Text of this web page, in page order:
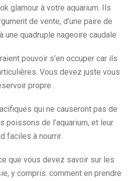
glamour à votre aquarium. Ils
de vente, d’une paire de
quadruple nageoire caudale.
pouvoir s’en occuper car ils
Vous devez juste vous
propre .
qui ne causeront pas de
poissons de l’aquarium, et leur
faciles à nourrir.
que vous devez savoir sur les
y compris: comment en prendre